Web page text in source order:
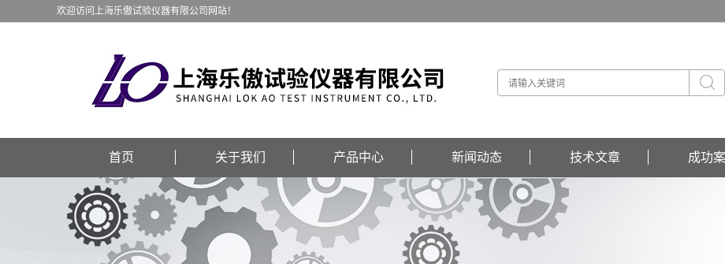
欢迎访问上海乐傲试验仪器有限公司网站！
首页 关于我们 产品中心 新闻动态 技术文章 成功